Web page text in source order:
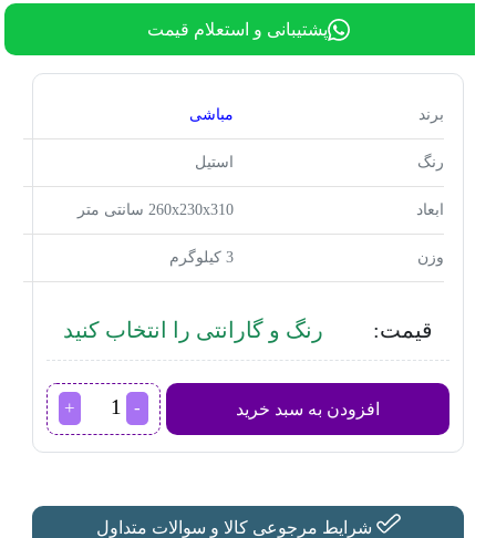
پشتیبانی و استعلام قیمت
برند مباشی
رنگ استیل
ابعاد 260x230x310 سانتی متر
وزن
قیمت: رنگ و گارانتی را انتخاب کنید
افزودن به سبد خرید
اسپرسوساز
مباشی
شرایط مرجوعی کالا و سوالات متداول